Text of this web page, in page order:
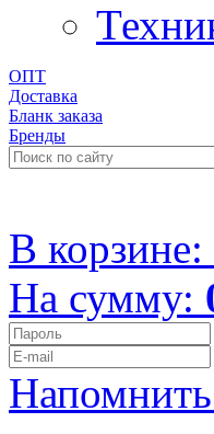
ОПТ
Доставка
Бланк заказа
Бренды
В корзине:
На сумму: